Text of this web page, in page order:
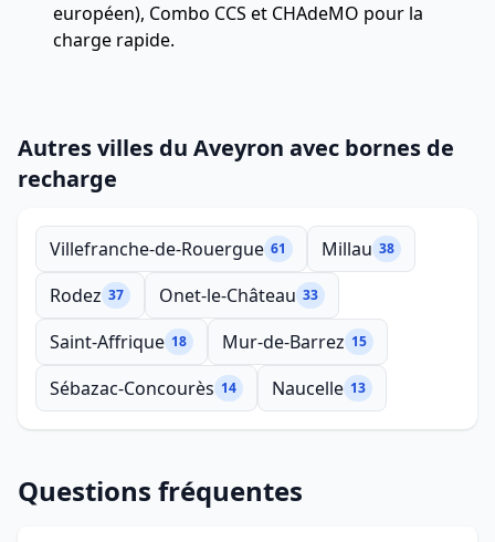
européen), Combo CCS et CHAdeMO pour la
charge rapide.
Autres villes du Aveyron avec bornes de
recharge
Villefranche-de-Rouergue 61 Millau 38
Rodez 37 Onet-le-Château 33
Saint-Affrique 18 Mur-de-Barrez 15
Sébazac-Concourès 14 Naucelle 13
Questions fréquentes